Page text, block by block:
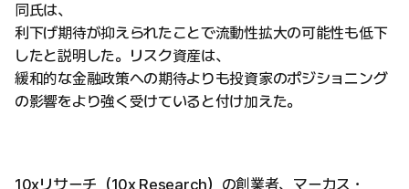
同氏は、
利下げ期待が抑えられたことで流動性拡大の可能性も低下
したと説明した。リスク資産は、
緩和的な金融政策への期待よりも投資家のポジショニング
の影響をより強く受けていると付け加えた。
10xリサーチ（10x Research）の創業者、マーカス・